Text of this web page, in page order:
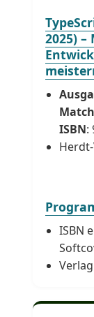
2025)
ISBN:
ISBN